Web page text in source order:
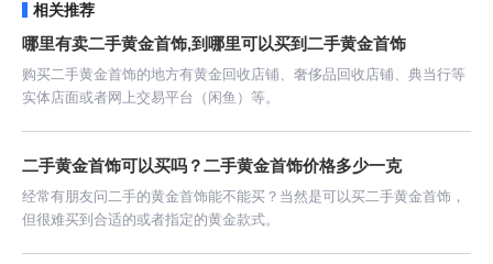
相关推荐
哪里有卖二手黄金首饰,到哪里可以买到二手黄金首饰
购买二手黄金首饰的地方有黄金回收店铺、奢侈品回收店铺、典当行等
实体店面或者网上交易平台（闲鱼）等。
二手黄金首饰可以买吗？二手黄金首饰价格多少一克
经常有朋友问二手的黄金首饰能不能买？当然是可以买二手黄金首饰，
但很难买到合适的或者指定的黄金款式。